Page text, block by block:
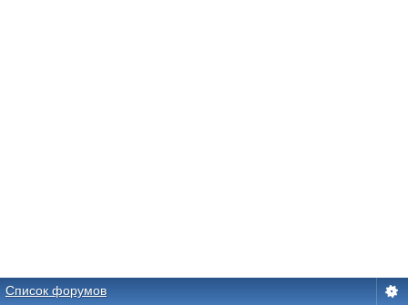
Список форумов